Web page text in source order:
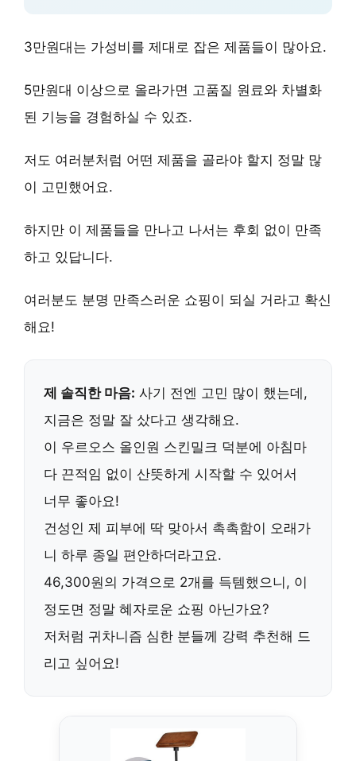
3만원대는 가성비를 제대로 잡은 제품들이 많아요.
5만원대 이상으로 올라가면 고품질 원료와 차별화
된 기능을 경험하실 수 있죠.
저도 여러분처럼 어떤 제품을 골라야 할지 정말 많
이 고민했어요.
하지만 이 제품들을 만나고 나서는 후회 없이 만족
하고 있답니다.
여러분도 분명 만족스러운 쇼핑이 되실 거라고 확신
해요!
제 솔직한 마음: 사기 전엔 고민 많이 했는데,
지금은 정말 잘 샀다고 생각해요.
이 우르오스 올인원 스킨밀크 덕분에 아침마
다 끈적임 없이 산뜻하게 시작할 수 있어서
너무 좋아요!
건성인 제 피부에 딱 맞아서 촉촉함이 오래가
니 하루 종일 편안하더라고요.
46,300원의 가격으로 2개를 득템했으니, 이
정도면 정말 혜자로운 쇼핑 아닌가요?
저처럼 귀차니즘 심한 분들께 강력 추천해 드
리고 싶어요!